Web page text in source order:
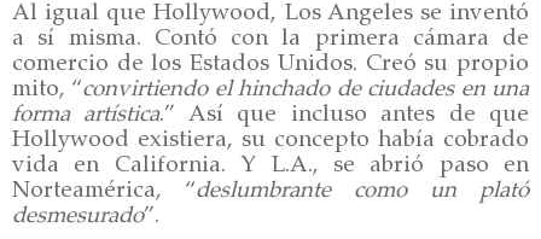
Al igual que Hollywood, Los Angeles se inventó
a sí misma. Contó con la primera cámara de
comercio de los Estados Unidos. Creó su propio
mito, “convirtiendo el hinchado de ciudades en una
forma artística.” Así que incluso antes de que
Hollywood existiera, su concepto había cobrado
vida en California. Y L.A., se abrió paso en
Norteamérica, “deslumbrante como un plató
desmesurado”.